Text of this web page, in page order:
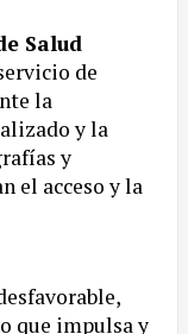
Salud
de
la
y la
y
el acceso y la
que impulsa y